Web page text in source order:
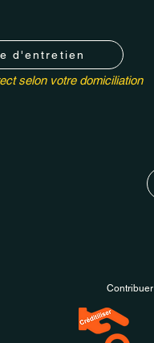
d'entretien
selon votre domiciliation
Contribuer